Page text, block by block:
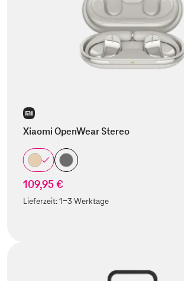
Xiaomi OpenWear Stereo
109,95 €
Lieferzeit:1-3 Werktage